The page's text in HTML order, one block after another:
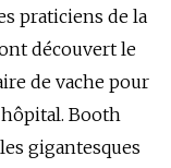
praticiens de la
découvert le
de vache pour
Booth
gigantesques